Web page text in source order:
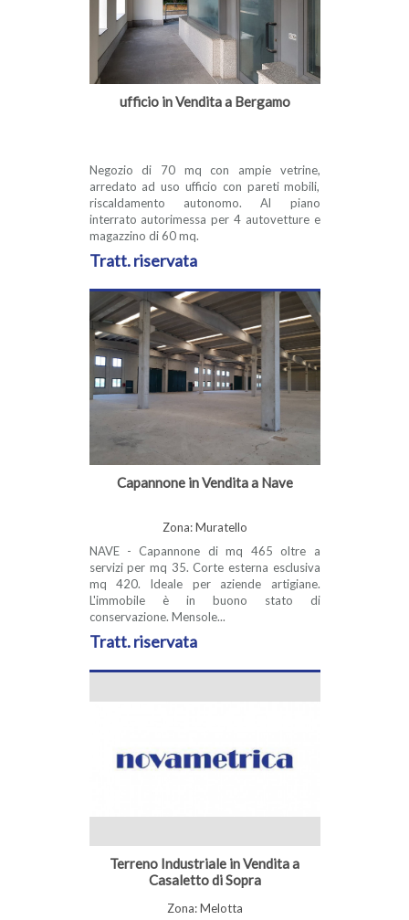
ufficio in Vendita a Bergamo
Negozio di 70 mq con ampie vetrine,
arredato ad uso ufficio con pareti mobili,
riscaldamento autonomo. Al piano
interrato autorimessa per 4 autovetture e
magazzino di 60 mq.
Tratt. riservata
Capannone in Vendita a Nave
Zona: Muratello
NAVE - Capannone di mq 465 oltre a
servizi per mq 35. Corte esterna esclusiva
mq 420. Ideale per aziende artigiane.
L'immobile è in buono stato di
conservazione. Mensole...
Tratt. riservata
Terreno Industriale in Vendita a
Casaletto di Sopra
Zona: Melotta